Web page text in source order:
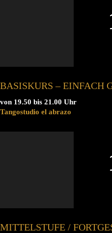
BASISKURS – EINFACH
von 19.50 bis 21.00 Uhr
Tangostudio el abrazo
MITTELSTUFE /